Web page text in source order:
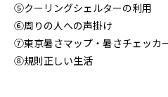
⑤クーリングシェルターの利用
⑥周りの人への声掛け
⑦東京暑さマップ・暑さチェッカ
⑧規則正しい生活